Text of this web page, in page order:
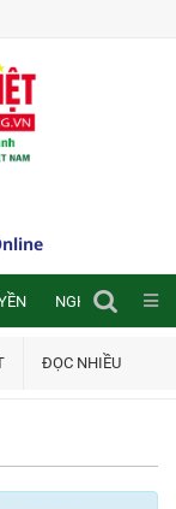
NGHIÊN CỨU
ĐỌC NHIỀU